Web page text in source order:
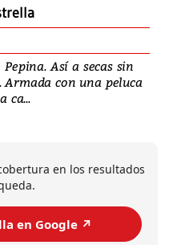
Así a secas sin
con una peluca
ca...
en los resultados
en Google ↗️